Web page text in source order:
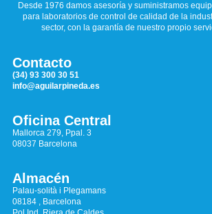
Desde 1976 damos asesoría y suministramos
para laboratorios de control de calidad de la
sector, con la garantía de nuestro propio
Contacto
(34) 93 300 30 51
info@aguilarpineda.es
Oficina Central
Mallorca 279, Ppal. 3
08037 Barcelona
Almacén
Palau-solità i Plegamans
08184 , Barcelona